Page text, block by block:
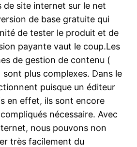
de site internet sur le net
de base gratuite qui
de tester le produit et de
payante vaut le coup.Les
de gestion de contenu (
sont plus complexes. Dans le
puisque un éditeur
en effet, ils sont encore
nécessaire. Avec
nous pouvons non
très facilement du